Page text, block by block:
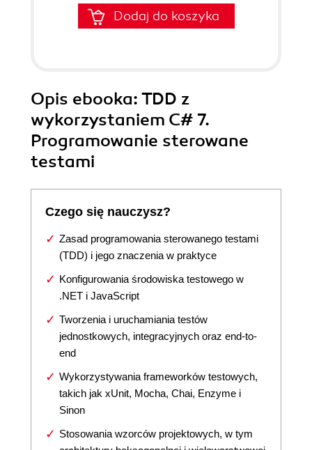
Dodaj do koszyka
Opis ebooka: TDD z
wykorzystaniem C# 7.
Programowanie sterowane
testami
Czego się nauczysz?
Zasad programowania sterowanego testami
(TDD) i jego znaczenia w praktyce
Konfigurowania środowiska testowego w
.NET i JavaScript
Tworzenia i uruchamiania testów
jednostkowych, integracyjnych oraz end-to-
end
Wykorzystywania frameworków testowych,
takich jak xUnit, Mocha, Chai, Enzyme i
Sinon
Stosowania wzorców projektowych, w tym